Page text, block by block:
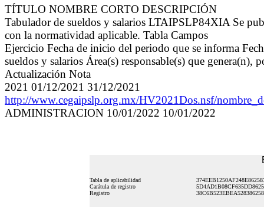
TÍTULO NOMBRE CORTO DESCRIPCIÓN
Tabulador de sueldos y salarios LTAIPSLP84XIA Se
con la normatividad aplicable. Tabla Campos
Ejercicio Fecha de inicio del periodo que se informa
sueldos y salarios Área(s) responsable(s) que
Actualización Nota
2021 01/12/2021 31/12/2021
http://www.cegaipslp.org.mx/HV2021Dos.nsf/
ADMINISTRACION 10/01/2022 10/01/2022
Tabla de aplicabilidad
Carátula de registro
Registro